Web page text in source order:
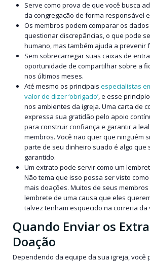
Serve como prova de que você busca
da congregação de forma responsável
Os membros podem comparar os
questionar discrepâncias, o que pode
humano, mas também ajuda a prevenir
Sem sobrecarregar suas caixas de
oportunidade de compartilhar sobre a
nos últimos meses.
Até mesmo os principaisespecialistas
valor de dizer ‘obrigado’, e esse
nos ambientes da igreja. Uma carta de
expressa sua gratidão pelo apoio
para construir confiança e garantir a
membros. Você não quer que ninguém
parte de seu dinheiro suado é algo que
garantido.
Um extrato pode servir como um
Não tema que isso possa ser visto
mais doações. Muitos de seus
lembrete de uma causa que eles
talvez tenham esquecido na correria da
Quando Enviar os
Doação
Dependendo da equipe da sua igreja, você